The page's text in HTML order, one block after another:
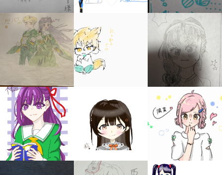
キミノラジオ配信中！
いろんな動画が
見られる